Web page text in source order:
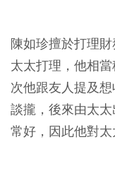
陳如珍擅於打理
太太打理，他相
次他跟友人提及
談攏，後來由太
常好，因此他對太